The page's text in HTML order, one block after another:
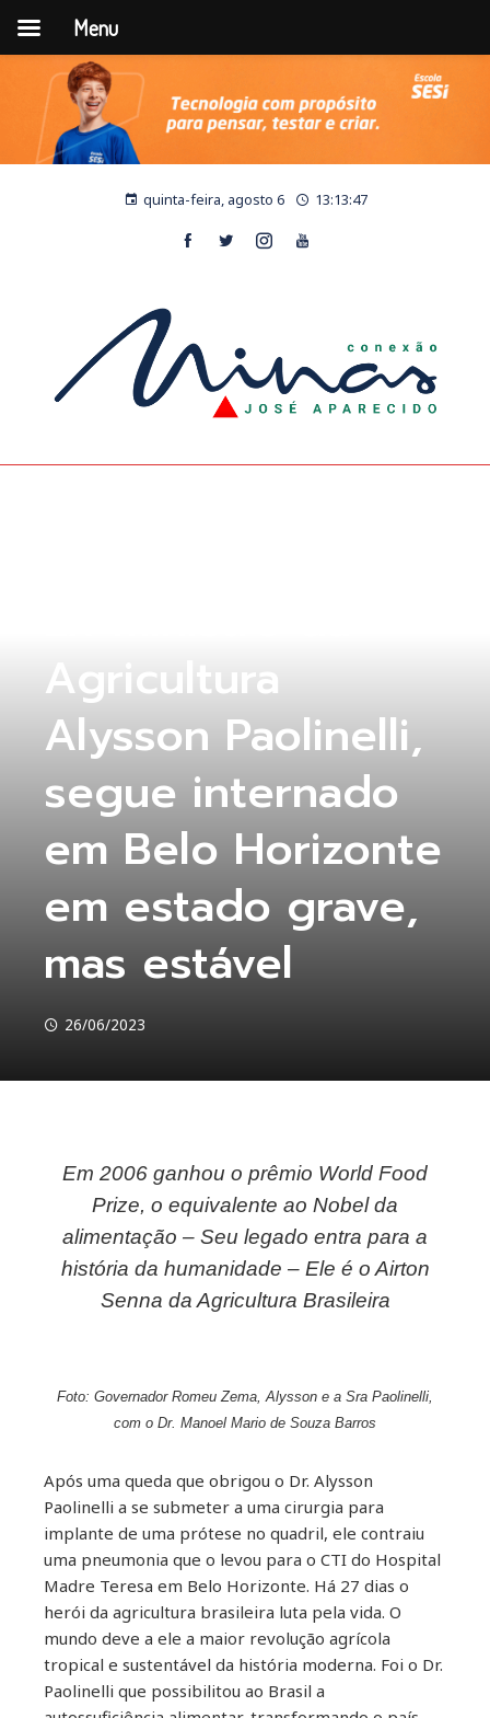
quinta-feira, agosto 6 13:13:48
Agricultura
Alysson Paolinelli,
segue internado
em Belo Horizonte
em estado grave,
mas estável
26/06/2023
Em 2006 ganhou o prêmio World Food
Prize, o equivalente ao Nobel da
alimentação – Seu legado entra para a
história da humanidade – Ele é o Airton
Senna da Agricultura Brasileira
Foto: Governador Romeu Zema, Alysson e a Sra Paolinelli,
com o Dr. Manoel Mario de Souza Barros
Após uma queda que obrigou o Dr. Alysson
Paolinelli a se submeter a uma cirurgia para
implante de uma prótese no quadril, ele contraiu
uma pneumonia que o levou para o CTI do Hospital
Madre Teresa em Belo Horizonte. Há 27 dias o
herói da agricultura brasileira luta pela vida. O
mundo deve a ele a maior revolução agrícola
tropical e sustentável da história moderna. Foi o Dr.
Paolinelli que possibilitou ao Brasil a
Menu